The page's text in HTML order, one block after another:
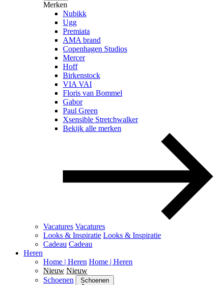
Merken
Nubikk
Ugg
Premiata
AMA brand
Copenhagen Studios
Mercer
Hoff
Birkenstock
VIA VAI
Floris van Bommel
Gabor
Paul Green
Xsensible Stretchwalker
Bekijk alle merken
Vacatures Vacatures
Looks & Inspiratie Looks & Inspiratie
Cadeau Cadeau
Heren
Home | Heren Home | Heren
Nieuw Nieuw
Schoenen
Schoenen